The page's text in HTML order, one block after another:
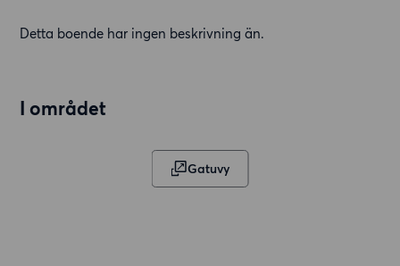
Detta boende har ingen beskrivning än.
I området
Gatuvy